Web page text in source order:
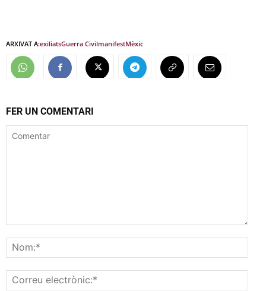
ARXIVAT A:exiliatsGuerra CivilmanifestMèxic
FER UN COMENTARI